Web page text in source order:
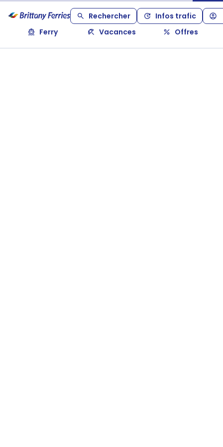
Rechercher
Infos trafic
Ferry
Vacances Offres